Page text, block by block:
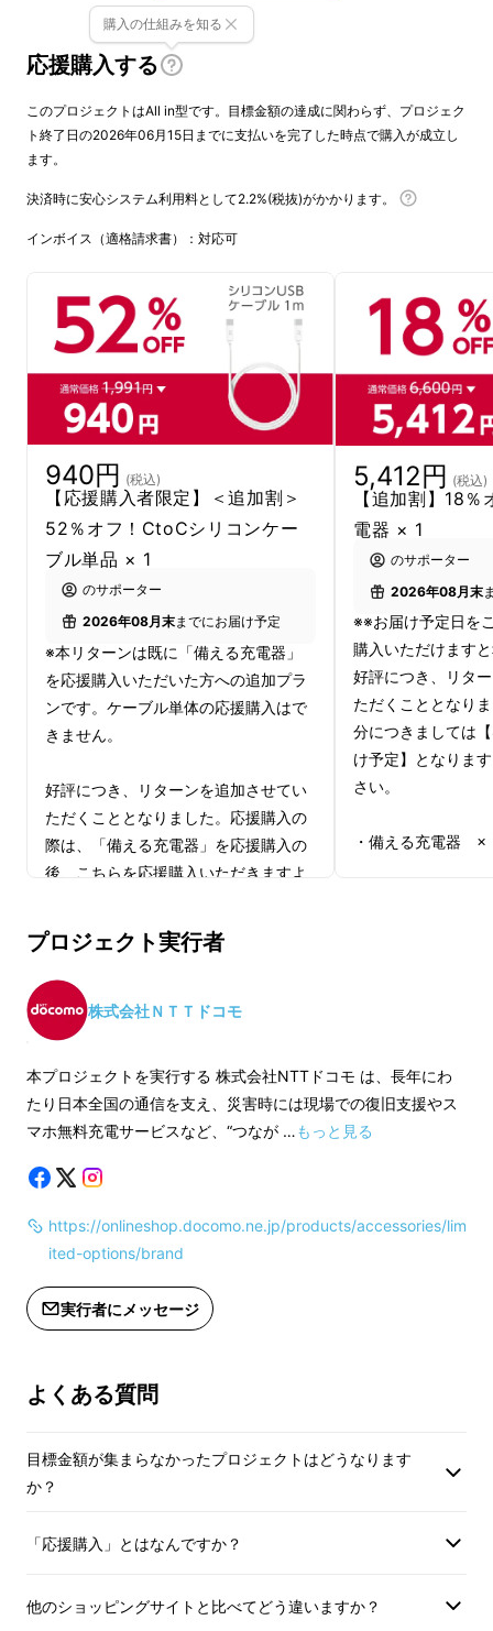
熊本地震から10年、東日本大震災から15年と
なりました。
風、豪雨など、近年も日本各地で大きな災害が
発生しています。そのたびに、私たちは「備え
ることの重要性」を実感してきました。
災害が発生すると、まず襲ってくるのが
す。
東日本大震災では、東北電力管内で約466万
戸、東京電力管内で約
対象となりました。
停電するとテレビからの情報は一切途絶え、状
況把握の手段が一気に限られます。
応援購入する
購入の仕組みを知る
このプロジェクトはAll in型です。目標金額の達成に関わらず、プロジェク
ト終了日の2026年06月15日までに支払いを完了した時点で購入が成立し
ます。
決済時に安心システム利用料として2.2%(税抜)がかかります。
インボイス（適格請求書）：対応可
940円 (税込)
【応援購入者限定】＜追加割＞
52％オフ！CtoCシリコンケー
ブル単品 × 1
のサポーター
2026年08月末までにお届け予定
※本リターンは既に「備える充電器」
を応援購入いただいた方への追加プラ
ンです。ケーブル単体の応援購入はで
きません。
好評につき、リターンを追加させてい
ただくこととなりました。応援購入の
際は、「備える充電器」を応援購入の
後、こちらを応援購入いただきますよ
※備える充電器本体1台の応援購入につ
き、本リターンは1つまで購入可能で
す。
（ペア割で応援購入いただいている方
は、本リターンを2つ購入いただけま
す。）
to C 03M／1.0m × 1
※一般販売価格1,991円（税込/送料込）
の52%オフとなります。
5,412円 (税込)
【追加割】18
電器 × 1
のサポーター
2026年08月末
※※お届け予定日を
購入いただけます
好評につき、リタ
ただくこととなり
分につきましては
け予定】となりま
さい。
・備える充電器
た場合は、まとめ
すので、あらかじ
【応援購入者限定
円（税込/送料込）
プロジェクト実行者
株式会社ＮＴＴドコモ
本プロジェクトを実行する 株式会社NTTドコモ は、長年にわ
たり日本全国の通信を支え、災害時には現場での復旧支援やス
マホ無料充電サービスなど、“つなが …もっと見る
https://onlineshop.docomo.ne.jp/products/accessories/lim
ited-options/brand
実行者にメッセージ
よくある質問
目標金額が集まらなかったプロジェクトはどうなります
か？
「応援購入」とはなんですか？
他のショッピングサイトと比べてどう違いますか？